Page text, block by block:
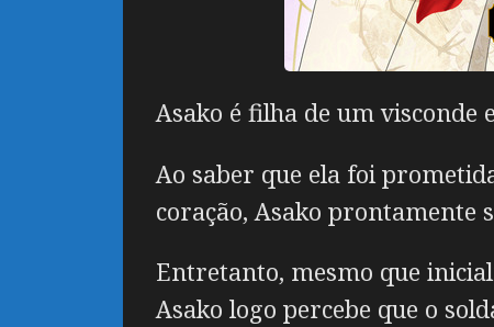
Asako é filha de um
Ao saber que ela foi
coração, Asako prontamente
Entretanto, mesmo que
Asako logo percebe que o